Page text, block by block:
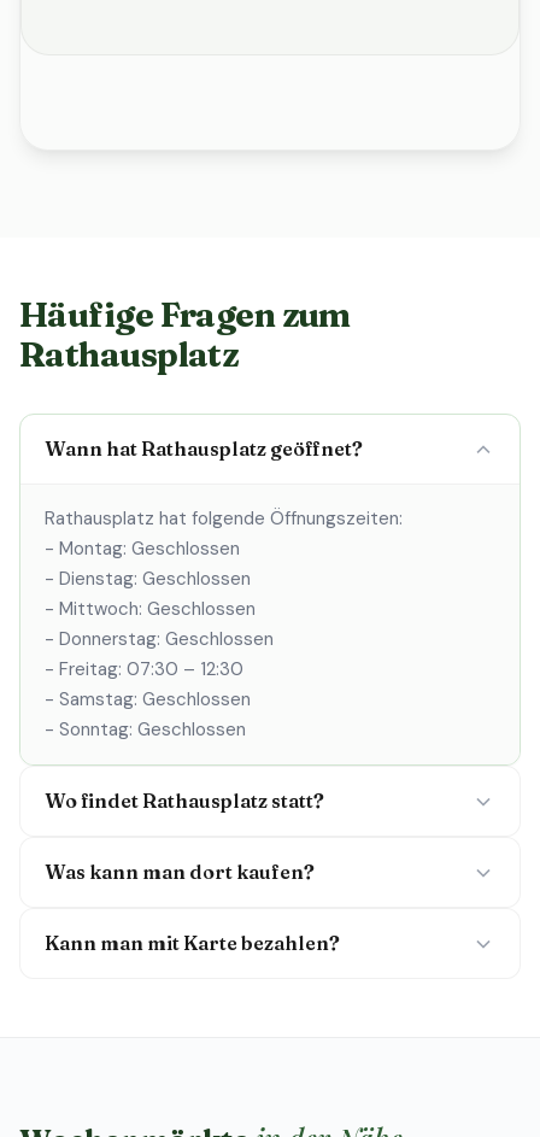
Häufige Fragen zum
Rathausplatz
Wann hat Rathausplatz geöffnet?
Rathausplatz hat folgende Öffnungszeiten:
- Montag: Geschlossen
- Dienstag: Geschlossen
- Mittwoch: Geschlossen
- Donnerstag: Geschlossen
- Freitag: 07:30 – 12:30
- Samstag: Geschlossen
- Sonntag: Geschlossen
Wo findet Rathausplatz statt?
Was kann man dort kaufen?
Kann man mit Karte bezahlen?